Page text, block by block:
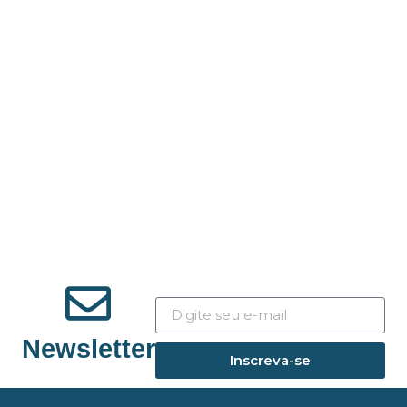
Newsletter Inscreva-se